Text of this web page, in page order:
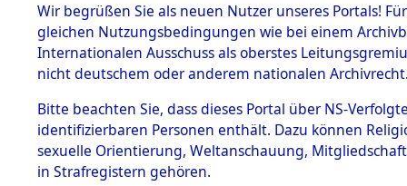
BESTÄNDE
1.
Inhaftierungsdoku
mente
1.2.9 Beim ITS
verwahrte
3Akten
ELIAS
Wir begrüßen Sie als neuen Nutzer unseres Portals!
gleichen Nutzungsbedingungen wie bei einem
Internationalen Ausschuss als oberstes
nicht deutschem oder anderem nationalen
Bitte beachten Sie, dass dieses Portal über NS-
identifizierbaren Personen enthält. Dazu können
sexuelle Orientierung, Weltanschauung,
in Strafregistern gehören.